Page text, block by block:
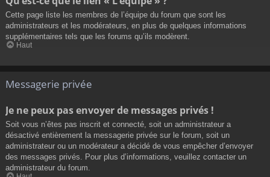
Cette page liste les membres de l’équipe du forum que sont les
administrateurs et les modérateurs, en plus de quelques informations
supplémentaires tels que les forums qu’ils modèrent.
Haut
Messagerie privée
Je ne peux pas envoyer de messages privés !
Soit vous n’êtes pas inscrit et connecté, soit un administrateur a
désactivé entièrement la messagerie privée sur le forum, soit un
administrateur ou un modérateur a décidé de vous empêcher d’envoyer
des messages privés. Pour plus d’informations, veuillez contacter un
administrateur du forum.